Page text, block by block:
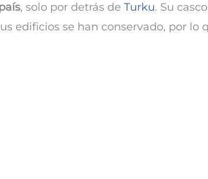
, solo por detrás de Turku. Su casco
edificios se han conservado, por lo